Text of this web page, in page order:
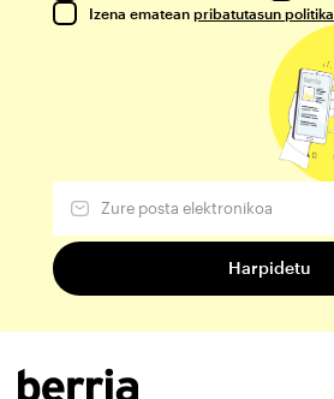
Izena ematean pribatutasun politika